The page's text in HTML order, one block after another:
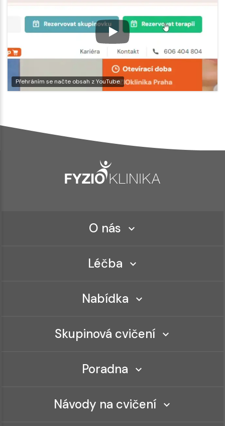
Přehráním se načte obsah z YouTube
O nás
Léčba
Nabídka
Skupinová cvičení
Poradna
Návody na cvičení